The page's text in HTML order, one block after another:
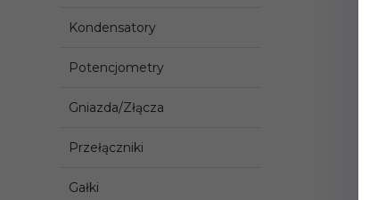
Kondensatory
Potencjometry
Gniazda/Złącza
Przełączniki
Gałki